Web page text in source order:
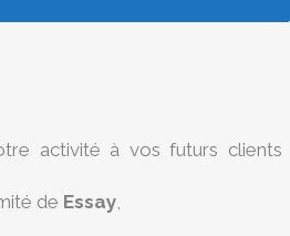
activité à vos futurs clients
de Essay,